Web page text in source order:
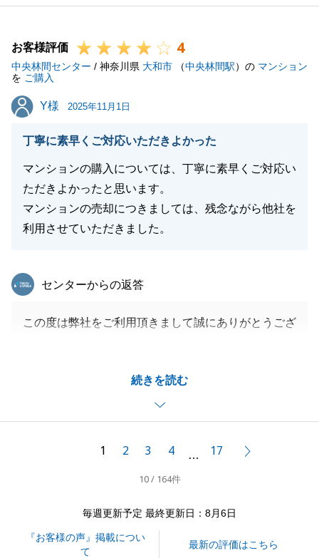
ある方がいらっしゃいましたら、是非東急リバブルの
今後とも宜しくお願いいたします。
お客様評価 4
中央林間センター / 神奈川県 大和市 （中央林間駅）の マンション
を ご購入
Y様
Y様 2025年11月1日
丁寧に素早くご対応いただきよかった
マンションの購入については、丁寧に素早くご対応い
ただきよかったと思います。
マンションの売却につきましては、残念ながら他社を
利用させていただきました。
続きを読む
東急リバブル
センターからの返答
この度は弊社をご利用頂きまして誠にありがとうござ
続きを進めていただき、無事にお引渡しに至ることが
また何かご相談等お力になれることがございましたら
皆様のご健康とご多幸をお祈り申し上げます。
1 2 3 4 … 17
10 / 164件
毎週更新予定 最終更新日：8月6日
『お客様の声』掲載につい
て
最新の評価はこちら